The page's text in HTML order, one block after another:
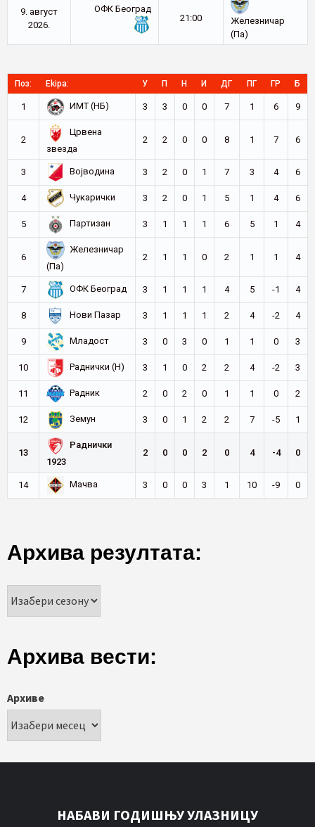
9. август
2026.
ОФК Београд
21:00
Железничар
(Па)
Поз: Ekipa: У П Н И ДГ ПГ ГР Б
1 ИМТ (НБ) 3 3 0 0 7 1 6 9
2
Црвена
звезда
2 2 0 0 8 1 7 6
3 Војводина 3 2 0 1 7 3 4 6
4 Чукарички 3 2 0 1 5 1 4 6
5 Партизан 3 1 1 1 6 5 1 4
6
Железничар
(Па)
2 1 1 0 2 1 1 4
7 ОФК Београд 3 1 1 1 4 5 -1 4
8 Нови Пазар 3 1 1 1 2 4 -2 4
9 Младост 3 0 3 0 1 1 0 3
10 Раднички (Н) 3 1 0 2 2 4 -2 3
11 Радник 2 0 2 0 1 1 0 2
12 Земун 3 0 1 2 2 7 -5 1
13
Раднички
1923
2 0 0 2 0 4 -4 0
14 Мачва 3 0 0 3 1 10 -9 0
Архива резултата:
Архива вести:
Архиве
НАБАВИ ГОДИШЊУ УЛАЗНИЦУ